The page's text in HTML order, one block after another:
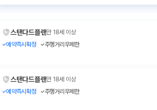
스탠다드플랜만 18세 이상
예약즉시확정
주행거리무제한
스탠다드플랜만 18세 이상
예약즉시확정
주행거리무제한